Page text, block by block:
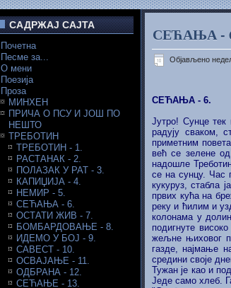
САДРЖАЈ САЈТА
Почетна
Песме за...
О мени
Поезија
Проза
МИНХЕН
ПРИЧА О ПСУ И ЈОШ ПО
НЕШТО
ТРЕБОТИН
ТРЕБОТИН - 1.
РАСТАНАК - 2.
ПОЛАЗАК У РАТ - 3.
КАПИЏИЈА - 4.
НЕМИР - 5.
СЕЋАЊА - 6.
ОСТАТИ ЖИВ - 7.
БОМБАРДОВАЊЕ - 8.
ИДЕМО У БОЈ - 9.
САВЕСТ - 10.
ОСВАЈАЊЕ - 11.
ОДБРАНА - 12.
СЕЋАЊЕ - 13.
СЕЋАЊА -
Објављено
СЕЋАЊА - 6.
Јутро! Сунце тек
радују сваком,
приметним
већ се зелене
надошле
се на сунцу. Час
кукуруз, стабла
првих кућа на
реку и ћилим и
колонама у
подигнуте
жељне њиховог
газде, најмање
средини своје
Тужан је као и
Једе само хлеб.